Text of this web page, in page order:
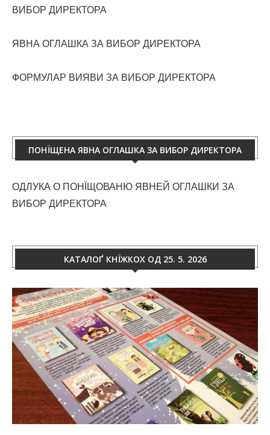
ВИБОР ДИРЕКТОРА
ЯВНА ОГЛАШКА ЗА ВИБОР ДИРЕКТОРА
ФОРМУЛАР ВИЯВИ ЗА ВИБОР ДИРЕКТОРА
ПОНЇЩЕНА ЯВНА ОГЛАШКА ЗА ВИБОР ДИРЕКТОРА
ОДЛУКА О ПОНЇЩОВАНЮ ЯВНЕЙ ОГЛАШКИ ЗА
ВИБОР ДИРЕКТОРА
КАТАЛОҐ КНЇЖКОХ ОД 25. 5. 2026